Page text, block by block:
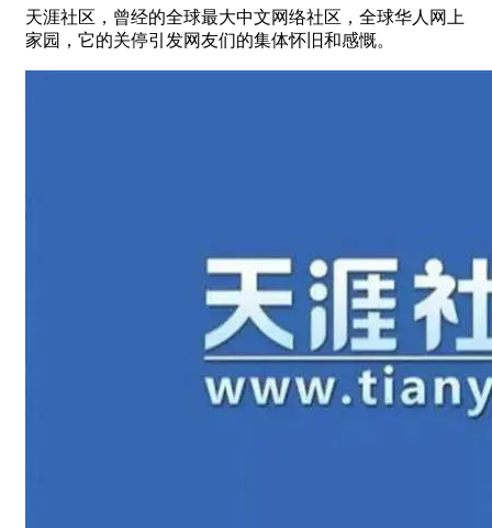
天涯社区，曾经的全球最大中文网络社区，全球华人网上
家园，它的关停引发网友们的集体怀旧和感慨。